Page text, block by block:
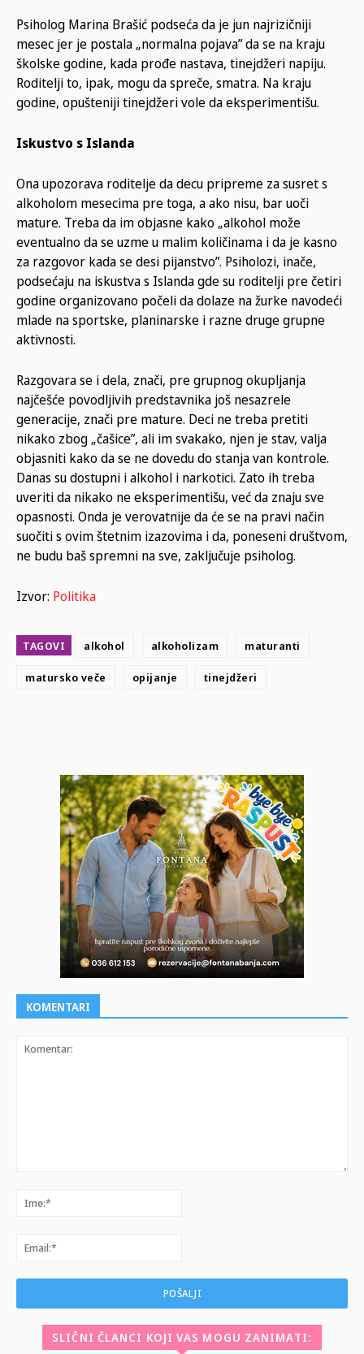
Psiholog Marina Brašić podseća da je jun najrizičniji
mesec jer je postala „normalna pojava” da se na kraju
školske godine, kada prođe nastava, tinejdžeri napiju.
Roditelji to, ipak, mogu da spreče, smatra. Na kraju
godine, opušteniji tinejdžeri vole da eksperimentišu.
Iskustvo s Islanda
Ona upozorava roditelje da decu pripreme za susret s
alkoholom mesecima pre toga, a ako nisu, bar uoči
mature. Treba da im objasne kako „alkohol može
eventualno da se uzme u malim količinama i da je kasno
za razgovor kada se desi pijanstvo”. Psiholozi, inače,
podsećaju na iskustva s Islanda gde su roditelji pre četiri
godine organizovano počeli da dolaze na žurke navodeći
mlade na sportske, planinarske i razne druge grupne
aktivnosti.
Razgovara se i dela, znači, pre grupnog okupljanja
najčešće povodljivih predstavnika još nesazrele
generacije, znači pre mature. Deci ne treba pretiti
nikako zbog „čašice”, ali im svakako, njen je stav, valja
objasniti kako da se ne dovedu do stanja van kontrole.
Danas su dostupni i alkohol i narkotici. Zato ih treba
uveriti da nikako ne eksperimentišu, već da znaju sve
opasnosti. Onda je verovatnije da će se na pravi način
suočiti s ovim štetnim izazovima i da, poneseni društvom,
ne budu baš spremni na sve, zaključuje psiholog.
Izvor: Politika
TAGOVI alkohol alkoholizam maturanti
matursko veče opijanje tinejdžeri
KOMENTARI
SLIČNI ČLANCI KOJI VAS MOGU ZANIMATI: